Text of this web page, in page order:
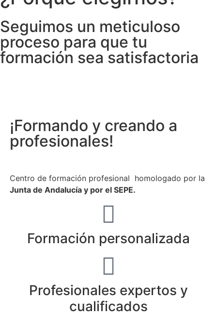
Seguimos un meticuloso
proceso para que tu
formación sea satisfactoria
¡Formando y creando a
profesionales!
Centro de formación profesional homologado por la
Junta de Andalucía y por el SEPE.
Formación personalizada
Profesionales expertos y
cualificados